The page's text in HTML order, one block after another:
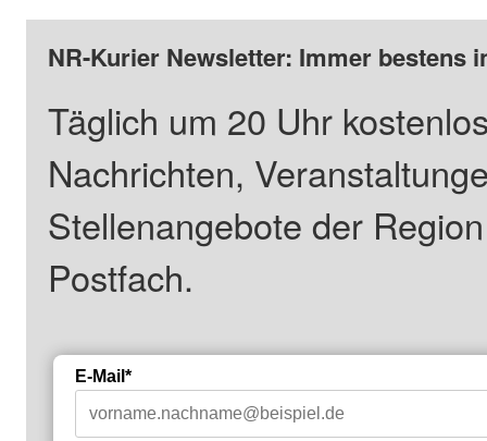
NR-Kurier Newsletter: Immer bestens
Täglich um 20 Uhr
Nachrichten,
Stellenangebote der
Postfach.
E-Mail*